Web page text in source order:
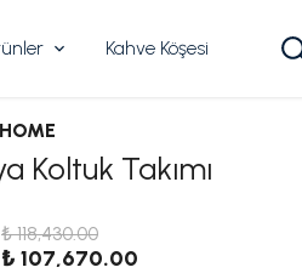
Kahve Köşesi
Koltuk Takımı
₺ 118,430.00
₺ 107,670.00